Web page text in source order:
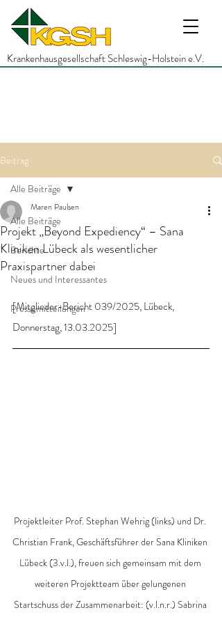
Krankenhausgesellschaft Schleswig-Holstein e.V.
Beitrag
Alle Beiträge
Berichte
Neues und Interessantes
Pressemitteilungen
Alle Beiträge
Projekt „Beyond Expediency“ – Sana
Kliniken Lübeck als wesentlicher
Praxispartner dabei
Maren Paulsen
[Mitglieder-Bericht 039/2025, Lübeck,
Donnerstag, 13.03.2025]
Projektleiter Prof. Stephan Wehrig (links) und Dr.
Christian Frank, Geschäftsführer der Sana Kliniken
Lübeck (3.v.l.), freuen sich gemeinsam mit dem
weiteren Projektteam über gelungenen
Startschuss der Zusammenarbeit: (v.l.n.r.) Sabrina